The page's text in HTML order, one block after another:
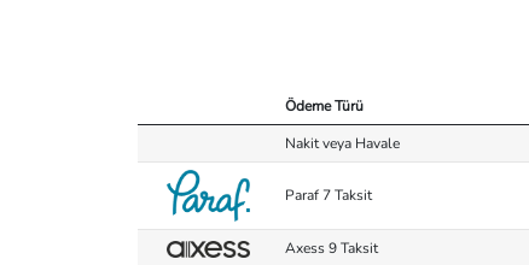
Ödeme Türü
Nakit veya Havale
Paraf 7 Taksit
Axess 9 Taksit